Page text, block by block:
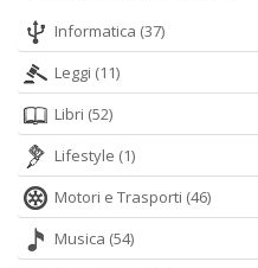
Informatica (37)
Leggi (11)
Libri (52)
Lifestyle (1)
Motori e Trasporti (46)
Musica (54)